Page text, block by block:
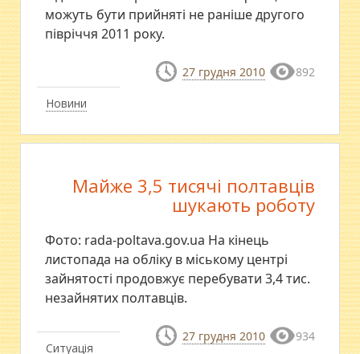
Новини
можуть бути прийняті не раніше другого
півріччя 2011 року.
27 грудня 2010 892
Ситуація
Майже 3,5 тисячі полтавців
шукають роботу
Фото: rada-poltava.gov.ua На кінець
листопада на обліку в міському центрі
зайнятості продовжує перебувати 3,4 тис.
незайнятих полтавців.
27 грудня 2010 934